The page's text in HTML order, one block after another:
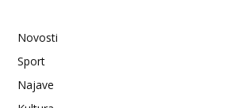
Novosti
Sport
Najave